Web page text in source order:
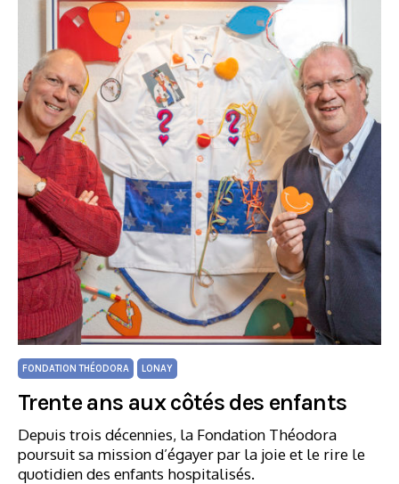
FONDATION THÉODORA LONAY
Trente ans aux côtés des enfants
Depuis trois décennies, la Fondation Théodora
poursuit sa mission d’égayer par la joie et le rire le
quotidien des enfants hospitalisés.